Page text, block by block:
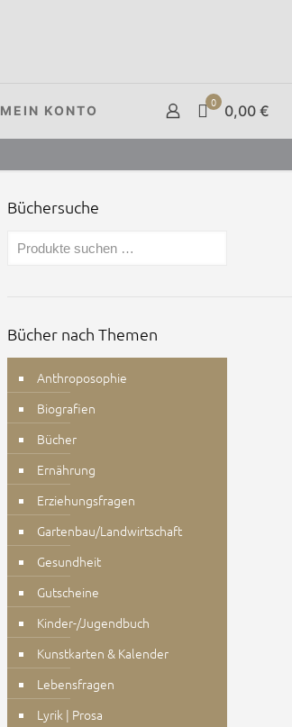
MEIN KONTO
0 0,00 €
Büchersuche
Bücher nach Themen
Anthroposophie
Biografien
Bücher
Ernährung
Erziehungsfragen
Gartenbau/Landwirtschaft
Gesundheit
Gutscheine
Kinder-/Jugendbuch
Kunstkarten & Kalender
Lebensfragen
Lyrik | Prosa